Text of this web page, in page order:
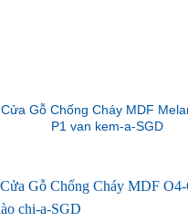
Cửa Gỗ Chống Cháy MDF
P1 van kem-a-SGD